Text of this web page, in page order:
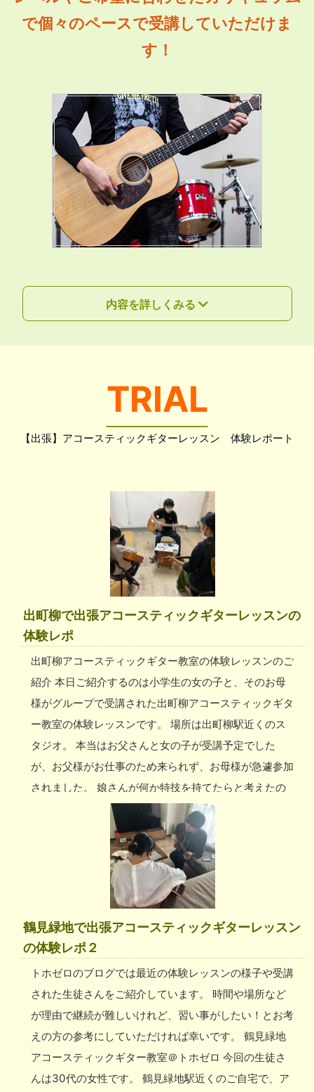
で個々のペースで受講していただけま
す！
内容を詳しくみる
【出張】アコースティックギターレッスン 体験レポート
TRIAL
出町柳で出張アコースティックギターレッスンの
体験レポ
出町柳アコースティックギター教室の体験レッスンのご
紹介 本日ご紹介するのは小学生の女の子と、そのお母
様がグループで受講された出町柳アコースティックギタ
ー教室の体験レッスンです。 場所は出町柳駅近くのス
タジオ。 本当はお父さんと女の子が受講予定でした
が、お父様がお仕事のため来られず、お母様が急遽参加
されました。 娘さんが何か特技を持てたらと考えたの
がきっかけとのこと。 ご自宅の周辺で習いたいけれ
ど、ちょうどいい教室が見つからなかったようで出張型
のトホゼロへ。 お母様と受講されているせいか、ほど
よい緊張でレッスンを受けていただけました。 ご家族
で受講すると、自主練習の際にお互いに教えあうことも
けていただけると、いつまでも共通の話題が持てるとい
うメリットもあります。 お父様とお母様と交代で受講
して、3人の趣味になるのも素敵です。 楽しく続けてい
ただけますように！ 出町柳アコースティックギター教
室の講師 出町柳駅周辺では、経験豊富なプロの講師が
数名、在籍しております！ レッスンをお申し込みの際
には、「フォークソングを習いたい」とか「弾き語りを
したい」などのご希望をぜひお伝えください。 出町柳
鶴見緑地で出張アコースティックギターレッスン
の体験レポ２
トホゼロのブログでは最近の体験レッスンの様子や受講
された生徒さんをご紹介しています。 時間や場所など
が理由で継続が難しいけれど、習い事がしたい！とお考
えの方の参考にしていただければ幸いです。 鶴見緑地
アコースティックギター教室＠トホゼロ 今回の生徒さ
んは30代の女性です。 鶴見緑地駅近くのご自宅で、ア